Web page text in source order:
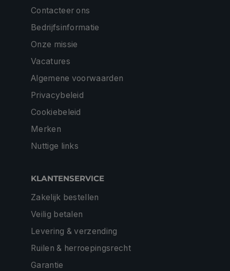
Contacteer ons
Bedrijfsinformatie
Onze missie
Vacatures
Algemene voorwaarden
Privacybeleid
Cookiebeleid
Merken
Nuttige links
KLANTENSERVICE
Zakelijk bestellen
Veilig betalen
Levering & verzending
Ruilen & herroepingsrecht
Garantie